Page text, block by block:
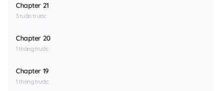
Chapter 21
3 tuần trước
Chapter 20
1 tháng trước
Chapter 19
1 tháng trước